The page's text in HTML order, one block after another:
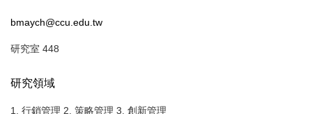
bmaych@ccu.edu.tw
研究室 448
研究領域
1. 行銷管理 2. 策略管理 3. 創新管理